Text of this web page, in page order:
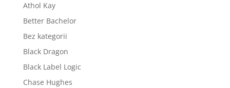
Athol Kay
Better Bachelor
Bez kategorii
Black Dragon
Black Label Logic
Chase Hughes